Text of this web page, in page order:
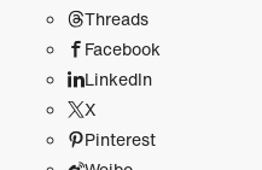
Threads
Facebook
LinkedIn
X
Pinterest